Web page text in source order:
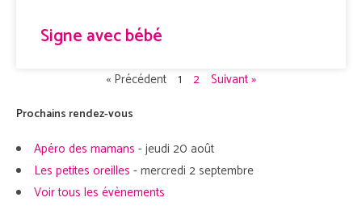
Signe avec bébé
« Précédent 1 2 Suivant »
Prochains rendez-vous
Apéro des mamans - jeudi 20 août
Les petites oreilles - mercredi 2 septembre
Voir tous les évènements